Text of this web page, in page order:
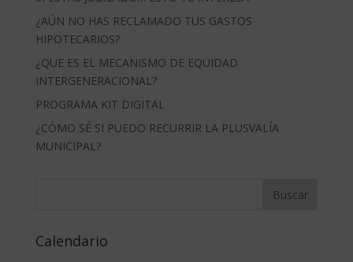
¿AÚN NO HAS RECLAMADO TUS GASTOS
HIPOTECARIOS?
¿QUE ES EL MECANISMO DE EQUIDAD
INTERGENERACIONAL?
PROGRAMA KIT DIGITAL
¿CÓMO SÉ SI PUEDO RECURRIR LA PLUSVALÍA
MUNICIPAL?
Calendario